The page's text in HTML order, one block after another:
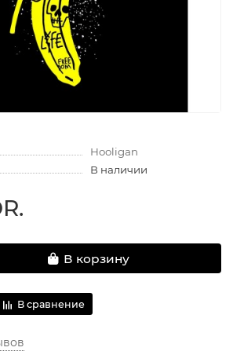
Hooligan
В наличии
В корзину
В сравнение